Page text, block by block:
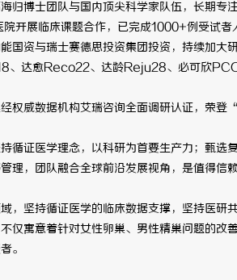
归博士团队与国内顶尖科学家队伍，长期
开展临床课题合作，已完成1000+例受试
国资与瑞士赛德思投资集团投资，持续加大
达愈Reco22、达龄Reju28、必可欣
权威数据机构艾瑞咨询全面调研认证，荣登
循证医学理念，以科研为首要生产力；甄
理，团队融合全球前沿发展视角，是值得信
，坚持循证医学的临床数据支撑，坚持医研
仅寓意着针对女性卵巢、男性精巢问题的
。